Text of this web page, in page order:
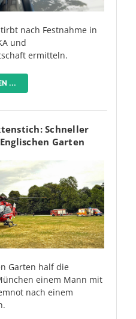
nach Festnahme in
und
ermitteln.
...
Schneller
Garten
Garten half die
einem Mann mit
nach einem